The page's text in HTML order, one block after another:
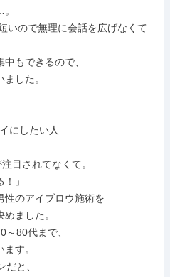
いので無理に会話を広げなくて
もできるので、
した。
にしたい人
目されてなくて。
」
性のアイブロウ施術を
ました。
80代まで、
す。
と、